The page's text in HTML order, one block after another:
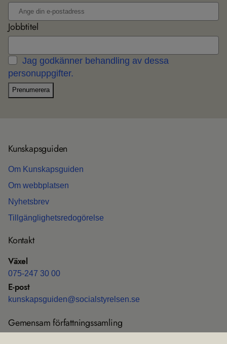
Jobbtitel
Jag godkänner behandling av dessa
personuppgifter.
Prenumerera
Kun­skaps­gui­den
Om Kun­skaps­gui­den
Om webb­plat­sen
Nyhets­b­rev
Till­gäng­lig­hets­re­do­gö­relse
Kon­takt
Växel
075-247 30 00
E-post
kun­skaps­gui­den@soci­al­sty­rel­sen.se
Gemen­sam för­fatt­nings­sam­ling